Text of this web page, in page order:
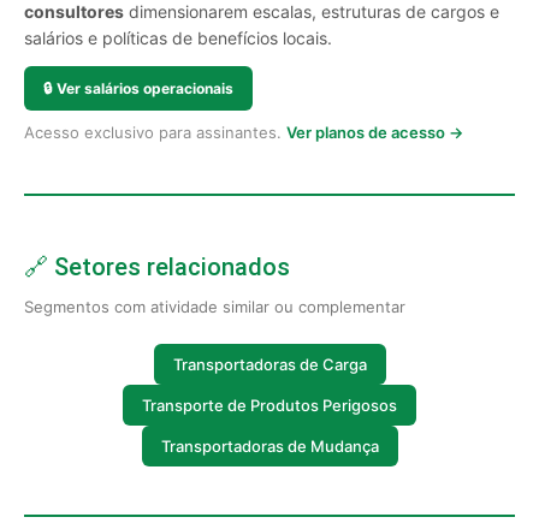
consultores dimensionarem escalas, estruturas de cargos e
salários e políticas de benefícios locais.
🔒 Ver salários operacionais
Acesso exclusivo para assinantes. Ver planos de acesso →
🔗 Setores relacionados
Segmentos com atividade similar ou complementar
Transportadoras de Carga
Transporte de Produtos Perigosos
Transportadoras de Mudança